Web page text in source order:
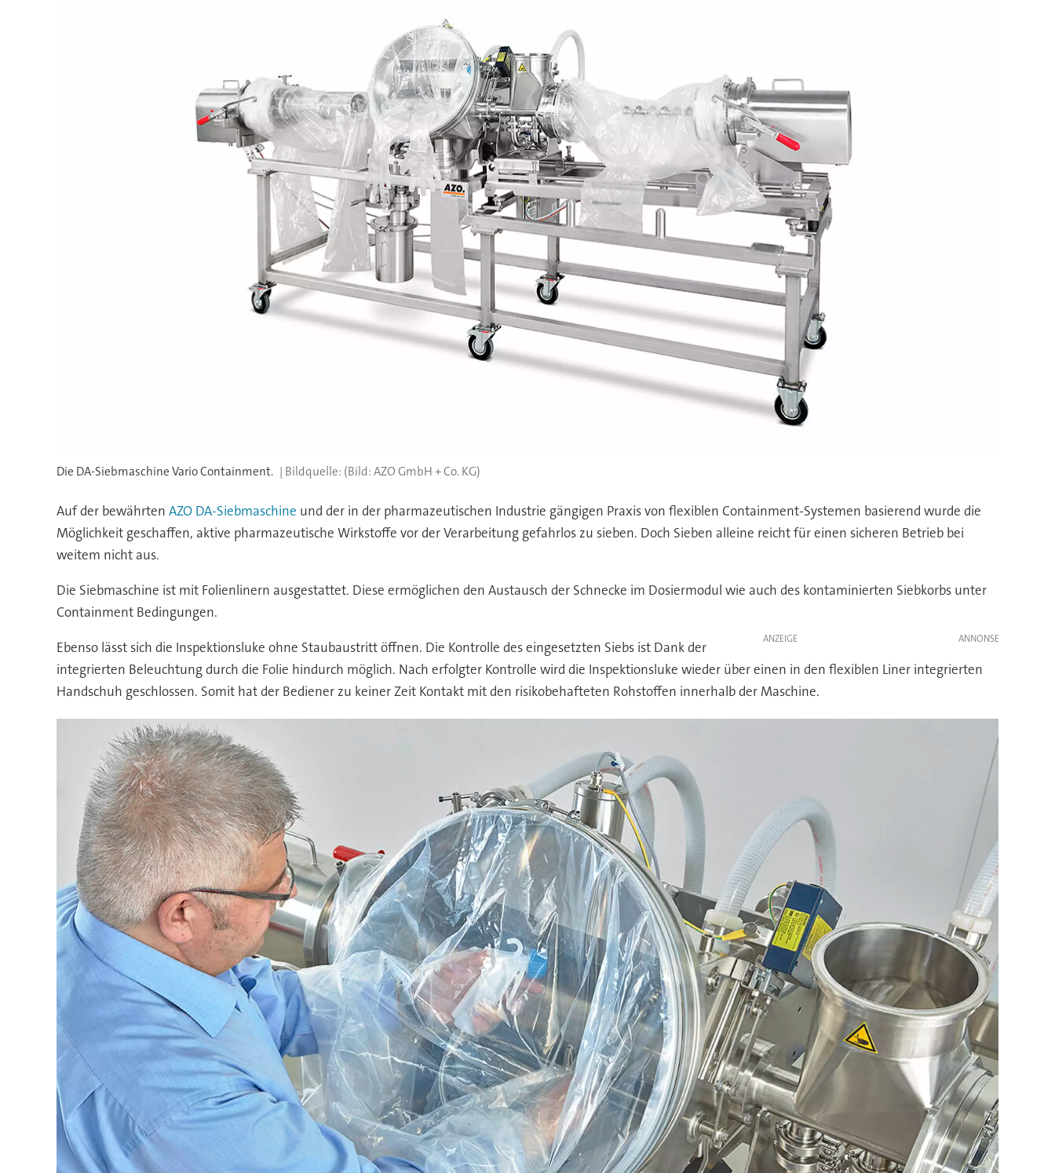
Die DA-Siebmaschine Vario Containment. (Bild: AZO GmbH + Co. KG)
Auf der bewährten AZO DA-Siebmaschine und der in der pharmazeutischen Industrie gängigen Praxis von flexiblen Containment-Systemen basierend wurde die
Möglichkeit geschaffen, aktive pharmazeutische Wirkstoffe vor der Verarbeitung gefahrlos zu sieben. Doch Sieben alleine reicht für einen sicheren Betrieb bei
weitem nicht aus.
Die Siebmaschine ist mit Folienlinern ausgestattet. Diese ermöglichen den Austausch der Schnecke im Dosiermodul wie auch des kontaminierten Siebkorbs unter
Containment Bedingungen.
ANZEIGE
Ebenso lässt sich die Inspektionsluke ohne Staubaustritt öffnen. Die Kontrolle des eingesetzten Siebs ist Dank der
integrierten Beleuchtung durch die Folie hindurch möglich. Nach erfolgter Kontrolle wird die Inspektionsluke wieder über einen in den flexiblen Liner integrierten
Handschuh geschlossen. Somit hat der Bediener zu keiner Zeit Kontakt mit den risikobehafteten Rohstoffen innerhalb der Maschine.